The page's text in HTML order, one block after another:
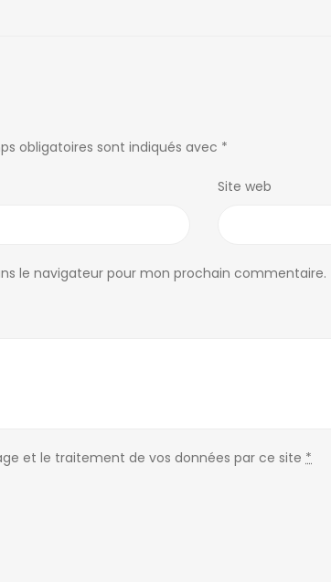
obligatoires sont indiqués avec *
Site web
le navigateur pour mon prochain commentaire.
et le traitement de vos données par ce site *